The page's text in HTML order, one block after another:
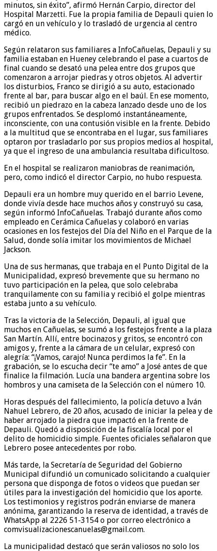
minutos, sin éxito”, afirmó Hernán Carpio, director del
Hospital Marzetti. Fue la propia familia de Depauli quien lo
cargó en un vehículo y lo trasladó de urgencia al centro
médico.
Según relataron sus familiares a InfoCañuelas, Depauli y su
familia estaban en Hueney celebrando el pase a cuartos de
final cuando se desató una pelea entre dos grupos que
comenzaron a arrojar piedras y otros objetos. Al advertir
los disturbios, Franco se dirigió a su auto, estacionado
frente al bar, para buscar algo en el baúl. En ese momento,
recibió un piedrazo en la cabeza lanzado desde uno de los
grupos enfrentados. Se desplomó instantáneamente,
inconsciente, con una contusión visible en la frente. Debido
a la multitud que se encontraba en el lugar, sus familiares
optaron por trasladarlo por sus propios medios al hospital,
ya que el ingreso de una ambulancia resultaba dificultoso.
En el hospital se realizaron maniobras de reanimación,
pero, como indicó el director Carpio, no hubo respuesta.
Depauli era un hombre muy querido en el barrio Levene,
donde vivía desde hace muchos años y construyó su casa,
según informó InfoCañuelas. Trabajó durante años como
empleado en Cerámica Cañuelas y colaboró en varias
ocasiones en los festejos del Día del Niño en el Parque de la
Salud, donde solía imitar los movimientos de Michael
Jackson.
Una de sus hermanas, que trabaja en el Punto Digital de la
Municipalidad, expresó brevemente que su hermano no
tuvo participación en la pelea, que solo celebraba
tranquilamente con su familia y recibió el golpe mientras
estaba junto a su vehículo.
Tras la victoria de la Selección, Depauli, al igual que
muchos en Cañuelas, se sumó a los festejos frente a la plaza
San Martín. Allí, entre bocinazos y gritos, se encontró con
amigos y, frente a la cámara de un celular, expresó con
alegría: “¡Vamos, carajo! Nunca perdimos la fe”. En la
grabación, se lo escucha decir “te amo” a José antes de que
finalice la filmación. Lucía una bandera argentina sobre los
hombros y una camiseta de la Selección con el número 10.
Horas después del fallecimiento, la policía detuvo a Iván
Nahuel Lebrero, de 20 años, acusado de iniciar la pelea y de
haber arrojado la piedra que impactó en la frente de
Depauli. Quedó a disposición de la fiscalía local por el
delito de homicidio simple. Fuentes oficiales señalaron que
Lebrero posee antecedentes por robo.
Más tarde, la Secretaría de Seguridad del Gobierno
Municipal difundió un comunicado solicitando a cualquier
persona que disponga de fotos o videos que puedan ser
útiles para la investigación del homicidio que los aporte.
Los testimonios y registros podrán enviarse de manera
anónima, garantizando la reserva de identidad, a través de
WhatsApp al 2226 51-3154 o por correo electrónico a
comvisualizacionescanuelas@gmail.com.
La municipalidad destacó que serán valiosos no solo los